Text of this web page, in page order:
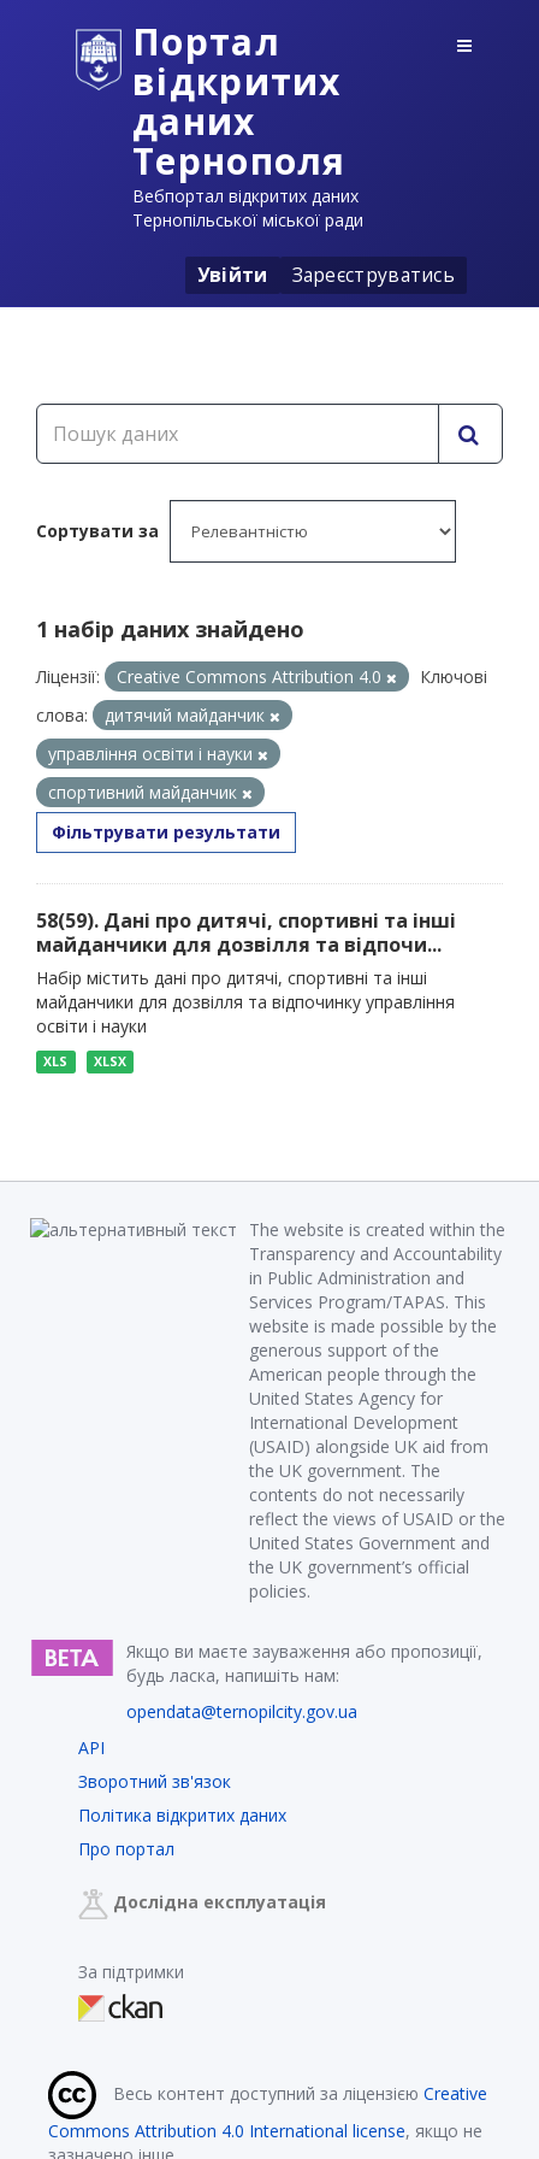
Портал
відкритих
даних
Тернополя
Вебпортал відкритих даних
Тернопільської міської ради
Увійти Зареєструватись
Сортувати за
1 набір даних знайдено
Ліцензії: Creative Commons Attribution 4.0
Ключові
слова:
дитячий майданчик
управління освіти і науки
спортивний майданчик
Фільтрувати результати
58(59). Дані про дитячі, спортивні та інші
майданчики для дозвілля та відпочи...
Набір містить дані про дитячі, спортивні та інші
майданчики для дозвілля та відпочинку управління
освіти і науки
XLS XLSX
The website is created within the
Transparency and Accountability
in Public Administration and
Services Program/TAPAS. This
website is made possible by the
generous support of the
American people through the
United States Agency for
International Development
(USAID) alongside UK aid from
the UK government. The
contents do not necessarily
reflect the views of USAID or the
United States Government and
the UK government’s official
policies.
Якщо ви маєте зауваження або пропозиції,
будь ласка, напишіть нам:
opendata@ternopilcity.gov.ua
API
Зворотний зв'язок
Політика відкритих даних
Про портал
Дослідна експлуатація
За підтримки
Весь контент доступний за ліцензією Creative
Commons Attribution 4.0 International license, якщо не